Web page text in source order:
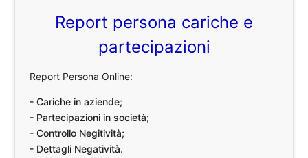
Report persona cariche e
partecipazioni
Report Persona Online:
- Cariche in aziende;
- Partecipazioni in società;
- Controllo Negitività;
- Dettagli Negatività.